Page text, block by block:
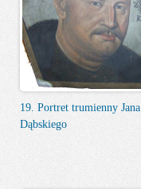
19. Portret trumienny Jana
Dąbskiego